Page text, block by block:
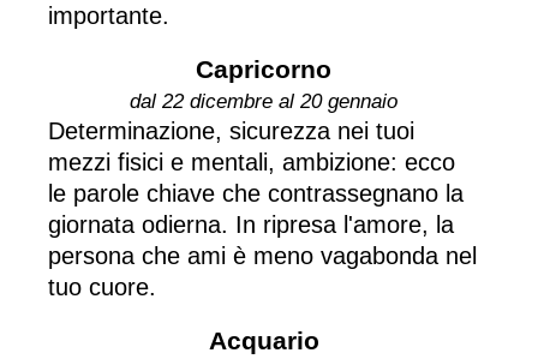
importante.
Capricorno
dal 22 dicembre al 20 gennaio
Determinazione, sicurezza nei tuoi
mezzi fisici e mentali, ambizione: ecco
le parole chiave che contrassegnano la
giornata odierna. In ripresa l'amore, la
persona che ami è meno vagabonda nel
tuo cuore.
Acquario